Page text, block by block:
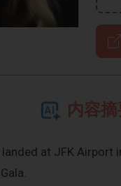
内容
at JFK Airport